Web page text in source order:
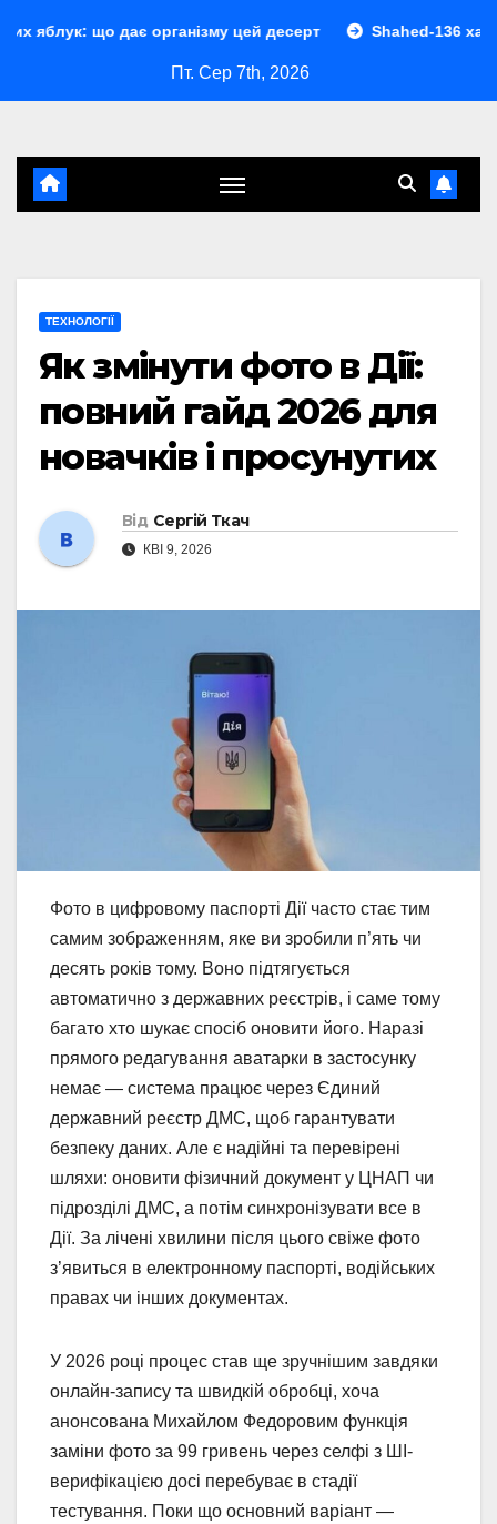
дає організму цей десерт Shahed-136
Пт. Сер 7th, 2026
ТЕХНОЛОГІЇ
Як змінути фото в Дії:
повний гайд 2026 для
новачків і просунутих
Від Сергій Ткач
КВІ 9, 2026
Фото в цифровому паспорті Дії часто стає тим
самим зображенням, яке ви зробили п’ять чи
десять років тому. Воно підтягується
автоматично з державних реєстрів, і саме тому
багато хто шукає спосіб оновити його. Наразі
прямого редагування аватарки в застосунку
немає — система працює через Єдиний
державний реєстр ДМС, щоб гарантувати
безпеку даних. Але є надійні та перевірені
шляхи: оновити фізичний документ у ЦНАП чи
підрозділі ДМС, а потім синхронізувати все в
Дії. За лічені хвилини після цього свіже фото
з’явиться в електронному паспорті, водійських
правах чи інших документах.
У 2026 році процес став ще зручнішим завдяки
онлайн-запису та швидкій обробці, хоча
анонсована Михайлом Федоровим функція
заміни фото за 99 гривень через селфі з ШІ-
верифікацією досі перебуває в стадії
тестування. Поки що основний варіант —